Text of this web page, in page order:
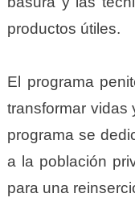
productos útiles.
El programa
transformar vidas
programa se
a la población
para una